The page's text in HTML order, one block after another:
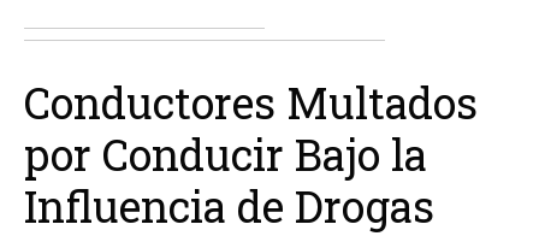
Conductores Multados
por Conducir Bajo la
Influencia de Drogas